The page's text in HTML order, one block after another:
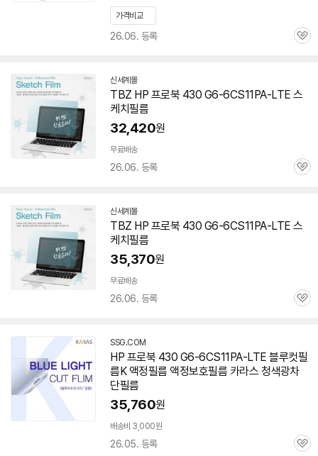
가격비교
26.06. 등록
관
신세계몰
TBZ HP 프로북 430 G6-6CS11PA-LTE 스
케치필름
32,420원
무료배송
26.06. 등록
관
신세계몰
TBZ HP 프로북 430 G6-6CS11PA-LTE 스
케치필름
35,370원
무료배송
26.06. 등록
관
SSG.COM
HP 프로북 430 G6-6CS11PA-LTE 블루컷필
름K 액정필름 액정보호필름 카라스 청색광차
단필름
35,760원
배송비 3,000원
26.05. 등록
관